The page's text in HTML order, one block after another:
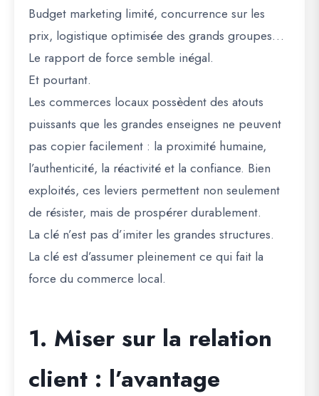
Budget marketing limité, concurrence sur les
prix, logistique optimisée des grands groupes…
Le rapport de force semble inégal.
Et pourtant.
Les commerces locaux possèdent des atouts
puissants que les grandes enseignes ne peuvent
pas copier facilement : la proximité humaine,
l’authenticité, la réactivité et la confiance. Bien
exploités, ces leviers permettent non seulement
de résister, mais de prospérer durablement.
La clé n’est pas d’imiter les grandes structures.
La clé est d’assumer pleinement ce qui fait la
force du commerce local.
1. Miser sur la relation
client : l’avantage